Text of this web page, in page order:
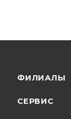
ФИЛИАЛЫ
СЕРВИС